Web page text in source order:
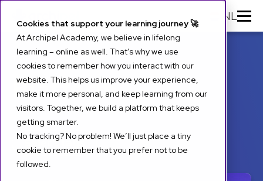
Cookies that support your learning journey 🚀
At Archipel Academy, we believe in lifelong
learning – online as well. That’s why we use
cookies to remember how you interact with our
website. This helps us improve your experience,
make it more personal, and keep learning from our
visitors. Together, we build a platform that keeps
getting smarter.
No tracking? No problem! We’ll just place a tiny
cookie to remember that you prefer not to be
followed.
NL
TOPIC
Platform
Select tags